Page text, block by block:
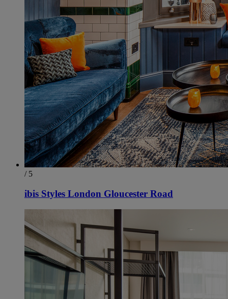
/ 5
ibis Styles London Gloucester Road